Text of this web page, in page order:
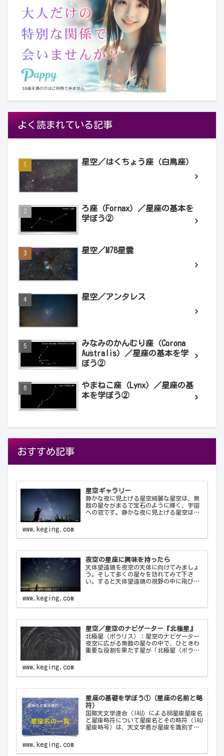
よく読まれている記事
星空／はくちょう座（白鳥座）
ろ座（Fornax）／星座の基本を
学ぼう②
星空／M78星雲
星空／アンタレス
みなみのかんむり座（Corona
Australis）／星座の基本を学
ぼう②
やまねこ座（Lynx）／星座の基
本を学ぼう②
おすすめ記事
星空ギャラリー
静かな夜に見上げる星空綺麗な星空は、無
数の星々がまるで宝石のように輝く、宇宙
への窓です。静かな夜に見上げる星空は、
さと神秘を感…
www.keging.com
夜空の星座に興味を持ったら
天体望遠鏡を夜空の天体に向けてみましょ
う。そして多くの星々を訪れてみて下さ
い。すると天体望遠鏡の視野の中に飛び込
一生の趣味になることでしょう。
www.keging.com
星空／星空のナビゲーター『北極星』
北極星（ポラリス）：星空のナビゲーター
夜空に広がる無数の星々の中で、ひときわ
重要な役割を果たす星が「北極星（ポラリ
では…
www.keging.com
星座の基礎を学ぼう①（星座の名前と略
符）
国際天文学連合（IAU）による88星座星座名
と星座略符について星座名とその略符（IAU
星座略号）は、天文学者が星座を識別する
www.keging.com